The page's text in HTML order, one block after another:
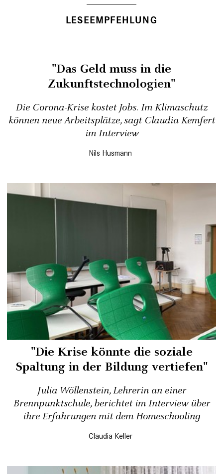
LESEEMPFEHLUNG
"Das Geld muss in die
Zukunftstechnologien"
Die Corona-Krise kostet Jobs. Im Klimaschutz
können neue Arbeitsplätze, sagt Claudia Kemfert
im Interview
Nils Husmann
"Die Krise könnte die soziale
Spaltung in der Bildung vertiefen"
Julia Wöllenstein, Lehrerin an einer
Brennpunktschule, berichtet im Interview über
ihre Erfahrungen mit dem Homeschooling
Claudia Keller